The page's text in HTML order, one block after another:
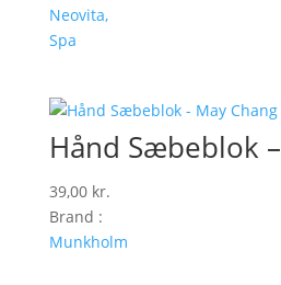
Neovita,
Spa
Hånd Sæbeblok
39,00 kr.
Brand :
Munkholm